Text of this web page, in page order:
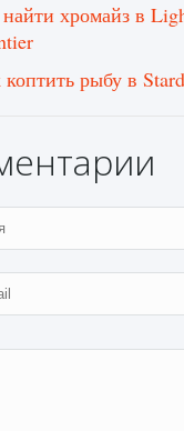
ошибку EA FC 25 beta,
1 370 0
предметы в Creatures
хромайз в
рыбу в